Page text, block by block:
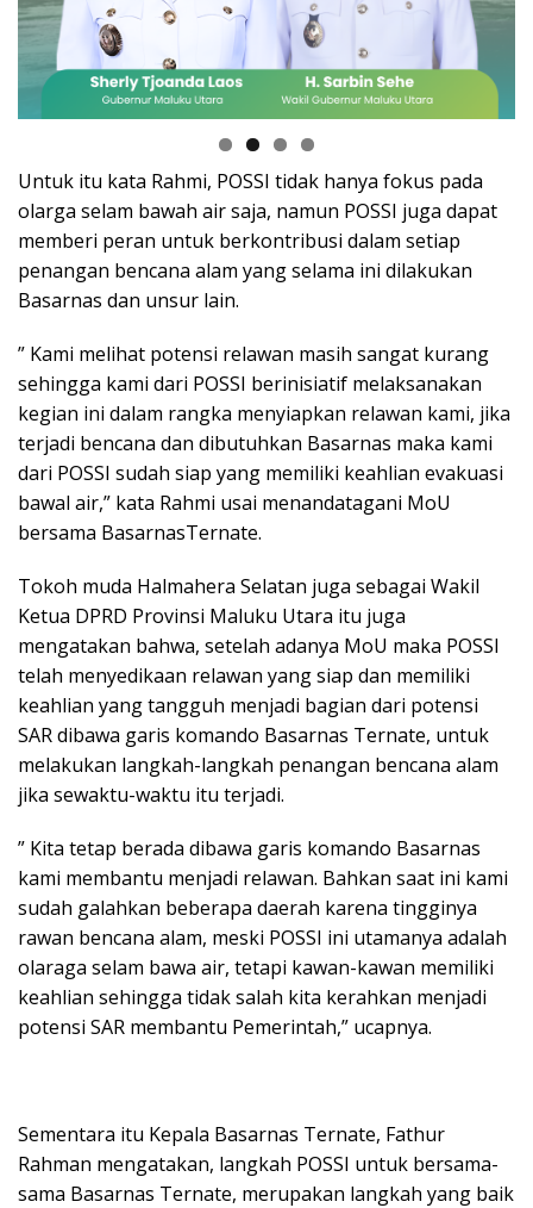
Untuk itu kata Rahmi, POSSI tidak hanya fokus pada
olarga selam bawah air saja, namun POSSI juga dapat
memberi peran untuk berkontribusi dalam setiap
penangan bencana alam yang selama ini dilakukan
Basarnas dan unsur lain.
” Kami melihat potensi relawan masih sangat kurang
sehingga kami dari POSSI berinisiatif melaksanakan
kegian ini dalam rangka menyiapkan relawan kami, jika
terjadi bencana dan dibutuhkan Basarnas maka kami
dari POSSI sudah siap yang memiliki keahlian evakuasi
bawal air,” kata Rahmi usai menandatagani MoU
bersama BasarnasTernate.
Tokoh muda Halmahera Selatan juga sebagai Wakil
Ketua DPRD Provinsi Maluku Utara itu juga
mengatakan bahwa, setelah adanya MoU maka POSSI
telah menyedikaan relawan yang siap dan memiliki
keahlian yang tangguh menjadi bagian dari potensi
SAR dibawa garis komando Basarnas Ternate, untuk
melakukan langkah-langkah penangan bencana alam
jika sewaktu-waktu itu terjadi.
” Kita tetap berada dibawa garis komando Basarnas
kami membantu menjadi relawan. Bahkan saat ini kami
sudah galahkan beberapa daerah karena tingginya
rawan bencana alam, meski POSSI ini utamanya adalah
olaraga selam bawa air, tetapi kawan-kawan memiliki
keahlian sehingga tidak salah kita kerahkan menjadi
potensi SAR membantu Pemerintah,” ucapnya.
Sementara itu Kepala Basarnas Ternate, Fathur
Rahman mengatakan, langkah POSSI untuk bersama-
sama Basarnas Ternate, merupakan langkah yang baik